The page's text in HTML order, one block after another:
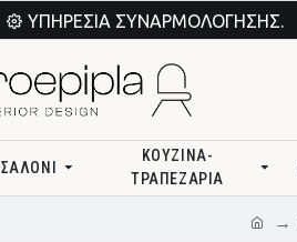
ΥΠΗΡΕΣΊΑ ΣΥΝΑΡΜΟΛΌΓΗΣΗΣ.
ΣΑΛΌΝΙ
ΚΟΥΖΊΝΑ-
ΤΡΑΠΕΖΑΡΊΑ